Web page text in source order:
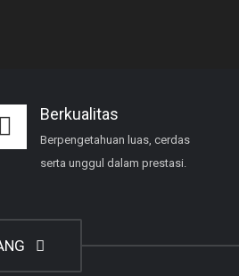
Berkualitas
Berpengetahuan luas, cerdas
serta unggul dalam prestasi.